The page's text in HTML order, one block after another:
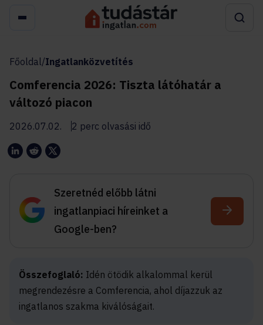
Főoldal/Ingatlanközvetítés
Comferencia 2026: Tiszta látóhatár a
változó piacon
2026.07.02. 2 perc olvasási idő
Szeretnéd előbb látni
ingatlanpiaci híreinket a
Google-ben?
Összefoglaló: Idén ötödik alkalommal kerül
megrendezésre a Comferencia, ahol díjazzuk az
ingatlanos szakma kiválóságait.